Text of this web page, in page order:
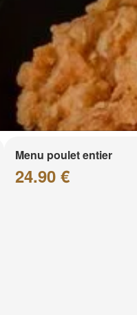
Menu poulet entier
24.90 €